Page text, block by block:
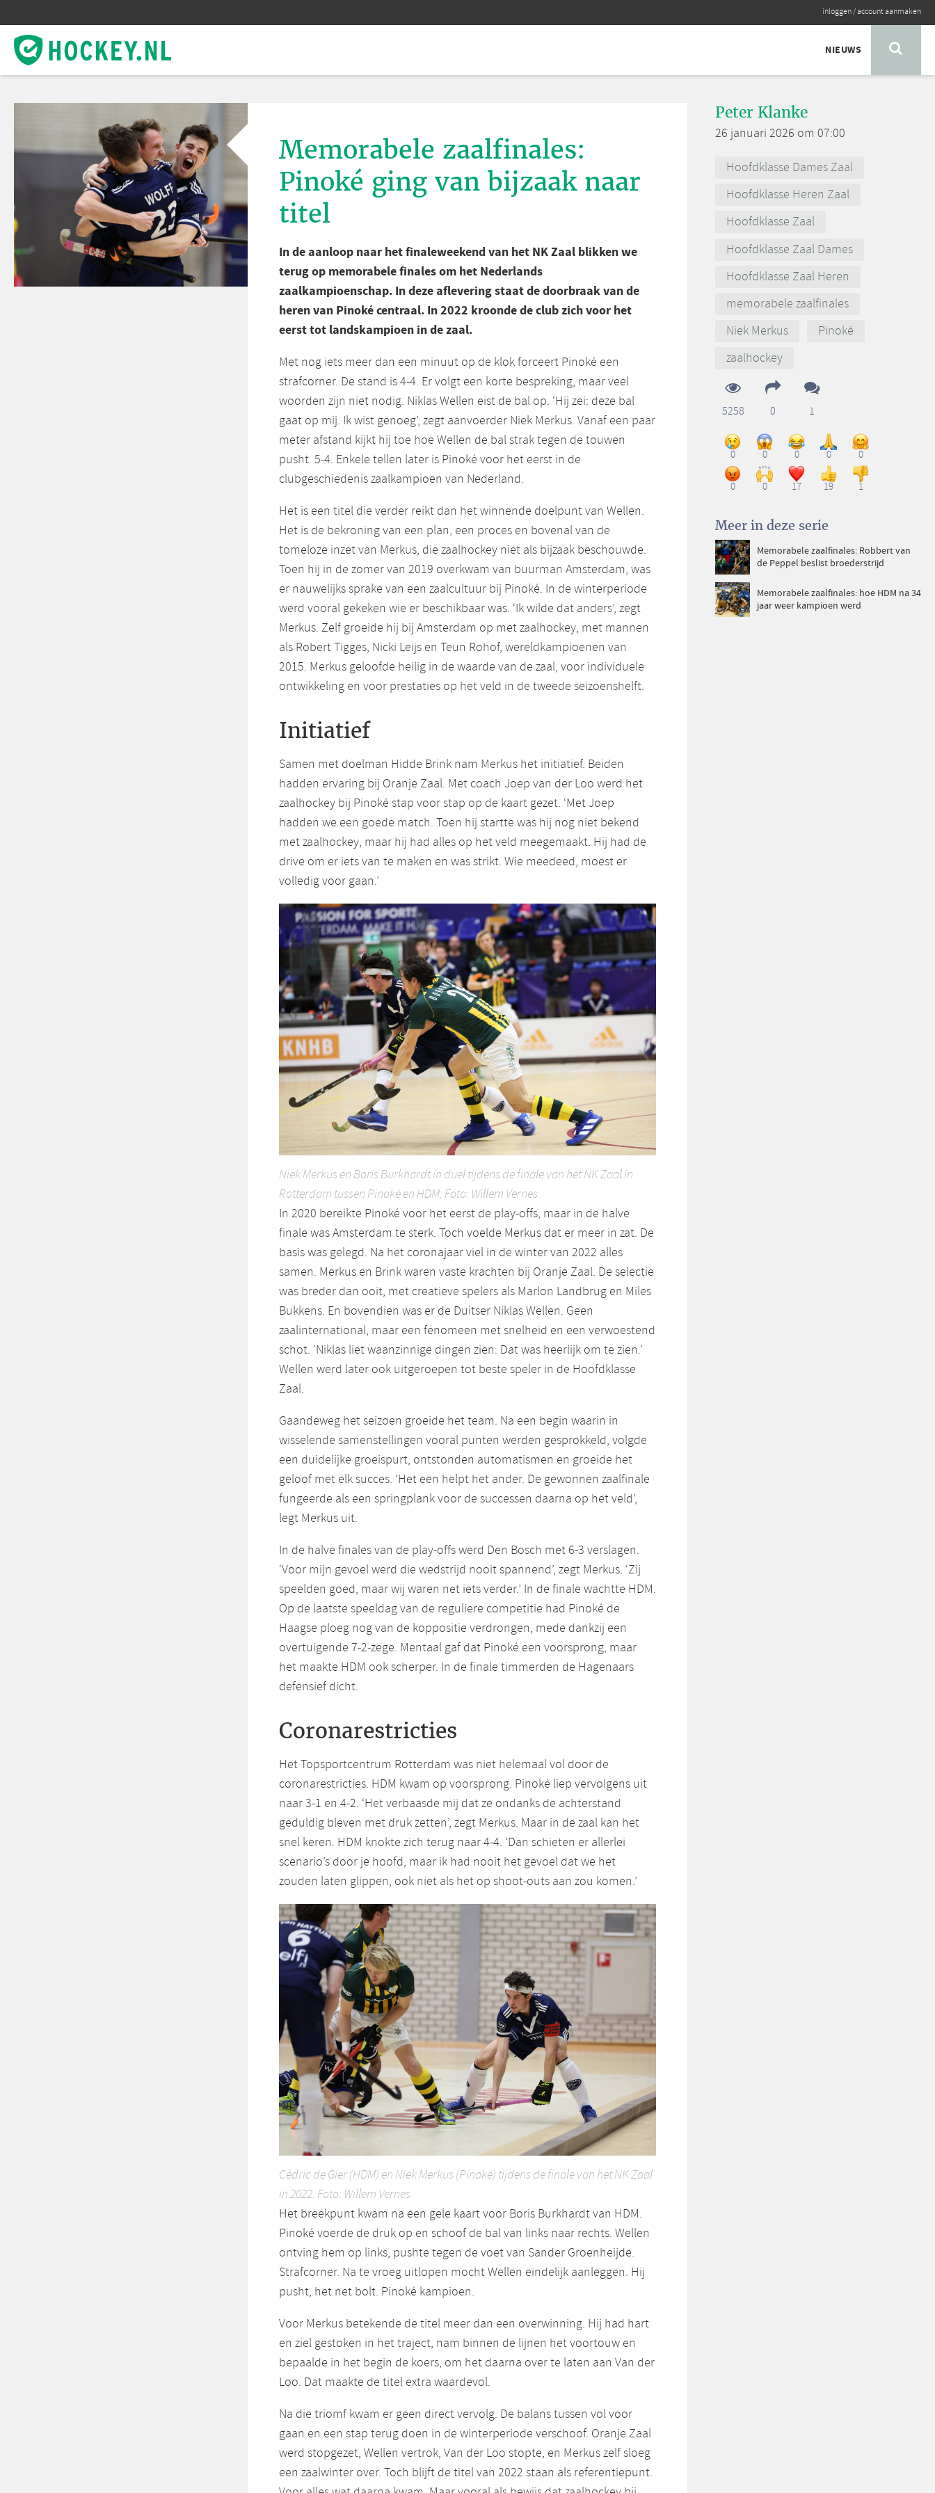
inloggen/account aanmaken
NIEUWS
Memorabele zaalfinales:
Pinoké ging van bijzaak naar
titel
In de aanloop naar het finaleweekend van het NK Zaal blikken we
terug op memorabele finales om het Nederlands
zaalkampioenschap. In deze aflevering staat de doorbraak van de
heren van Pinoké centraal. In 2022 kroonde de club zich voor het
eerst tot landskampioen in de zaal.
Met nog iets meer dan een minuut op de klok forceert Pinoké een
strafcorner. De stand is 4-4. Er volgt een korte bespreking, maar veel
woorden zijn niet nodig. Niklas Wellen eist de bal op. ‘Hij zei: deze bal
gaat op mij. Ik wist genoeg’, zegt aanvoerder Niek Merkus. Vanaf een paar
meter afstand kijkt hij toe hoe Wellen de bal strak tegen de touwen
pusht. 5-4. Enkele tellen later is Pinoké voor het eerst in de
clubgeschiedenis zaalkampioen van Nederland.
Het is een titel die verder reikt dan het winnende doelpunt van Wellen.
Het is de bekroning van een plan, een proces en bovenal van de
tomeloze inzet van Merkus, die zaalhockey niet als bijzaak beschouwde.
Toen hij in de zomer van 2019 overkwam van buurman Amsterdam, was
er nauwelijks sprake van een zaalcultuur bij Pinoké. In de winterperiode
werd vooral gekeken wie er beschikbaar was. ‘Ik wilde dat anders’, zegt
Merkus. Zelf groeide hij bij Amsterdam op met zaalhockey, met mannen
als Robert Tigges, Nicki Leijs en Teun Rohof, wereldkampioenen van
2015. Merkus geloofde heilig in de waarde van de zaal, voor individuele
ontwikkeling en voor prestaties op het veld in de tweede seizoenshelft.
Initiatief
Samen met doelman Hidde Brink nam Merkus het initiatief. Beiden
hadden ervaring bij Oranje Zaal. Met coach Joep van der Loo werd het
zaalhockey bij Pinoké stap voor stap op de kaart gezet. ‘Met Joep
hadden we een goede match. Toen hij startte was hij nog niet bekend
met zaalhockey, maar hij had alles op het veld meegemaakt. Hij had de
drive om er iets van te maken en was strikt. Wie meedeed, moest er
volledig voor gaan.’
Niek Merkus en Boris Burkhardt in duel tijdens de finale van het NK Zaal in
Rotterdam tussen Pinoké en HDM. Foto: Willem Vernes
In 2020 bereikte Pinoké voor het eerst de play-offs, maar in de halve
finale was Amsterdam te sterk. Toch voelde Merkus dat er meer in zat. De
basis was gelegd. Na het coronajaar viel in de winter van 2022 alles
samen. Merkus en Brink waren vaste krachten bij Oranje Zaal. De selectie
was breder dan ooit, met creatieve spelers als Marlon Landbrug en Miles
Bukkens. En bovendien was er de Duitser Niklas Wellen. Geen
zaalinternational, maar een fenomeen met snelheid en een verwoestend
schot. ‘Niklas liet waanzinnige dingen zien. Dat was heerlijk om te zien.’
Wellen werd later ook uitgeroepen tot beste speler in de Hoofdklasse
Zaal.
Gaandeweg het seizoen groeide het team. Na een begin waarin in
wisselende samenstellingen vooral punten werden gesprokkeld, volgde
een duidelijke groeispurt, ontstonden automatismen en groeide het
geloof met elk succes. ‘Het een helpt het ander. De gewonnen zaalfinale
fungeerde als een springplank voor de successen daarna op het veld’,
legt Merkus uit.
In de halve finales van de play-offs werd Den Bosch met 6-3 verslagen.
‘Voor mijn gevoel werd die wedstrijd nooit spannend’, zegt Merkus. ‘Zij
speelden goed, maar wij waren net iets verder.’ In de finale wachtte HDM.
Op de laatste speeldag van de reguliere competitie had Pinoké de
Haagse ploeg nog van de koppositie verdrongen, mede dankzij een
overtuigende 7-2-zege. Mentaal gaf dat Pinoké een voorsprong, maar
het maakte HDM ook scherper. In de finale timmerden de Hagenaars
defensief dicht.
Coronarestricties
Het Topsportcentrum Rotterdam was niet helemaal vol door de
coronarestricties. HDM kwam op voorsprong. Pinoké liep vervolgens uit
naar 3-1 en 4-2. ‘Het verbaasde mij dat ze ondanks de achterstand
geduldig bleven met druk zetten’, zegt Merkus. Maar in de zaal kan het
snel keren. HDM knokte zich terug naar 4-4. ‘Dan schieten er allerlei
scenario’s door je hoofd, maar ik had nooit het gevoel dat we het
zouden laten glippen, ook niet als het op shoot-outs aan zou komen.’
Cédric de Gier (HDM) en Niek Merkus (Pinoké) tijdens de finale van het NK Zaal
in 2022. Foto: Willem Vernes
Het breekpunt kwam na een gele kaart voor Boris Burkhardt van HDM.
Pinoké voerde de druk op en schoof de bal van links naar rechts. Wellen
ontving hem op links, pushte tegen de voet van Sander Groenheijde.
Strafcorner. Na te vroeg uitlopen mocht Wellen eindelijk aanleggen. Hij
pusht, het net bolt. Pinoké kampioen.
Voor Merkus betekende de titel meer dan een overwinning. Hij had hart
en ziel gestoken in het traject, nam binnen de lijnen het voortouw en
bepaalde in het begin de koers, om het daarna over te laten aan Van der
Loo. Dat maakte de titel extra waardevol.
Na die triomf kwam er geen direct vervolg. De balans tussen vol voor
gaan en een stap terug doen in de winterperiode verschoof. Oranje Zaal
werd stopgezet, Wellen vertrok, Van der Loo stopte, en Merkus zelf sloeg
een zaalwinter over. Toch blijft de titel van 2022 staan als referentiepunt.
Peter Klanke
26 januari 2026 om 07:00
Hoofdklasse Dames Zaal
Hoofdklasse Heren Zaal
Hoofdklasse Zaal
Hoofdklasse Zaal Dames
Hoofdklasse Zaal Heren
memorabele zaalfinales
Niek Merkus
Pinoké
zaalhockey
5258 0 1
0 0 0 0 0
0 0 17 19 1
Meer in deze serie
Memorabele zaalfinales: Robbert van
de Peppel beslist broederstrijd
Memorabele zaalfinales: hoe HDM na 34
jaar weer kampioen werd